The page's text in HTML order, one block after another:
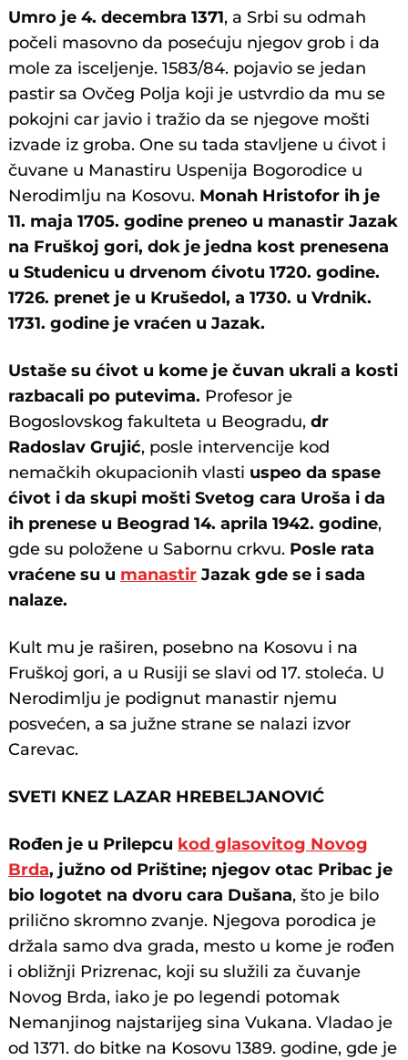
Umro je 4. decembra 1371, a Srbi su odmah
počeli masovno da posećuju njegov grob i da
mole za isceljenje. 1583/84. pojavio se jedan
pastir sa Ovčeg Polja koji je ustvrdio da mu se
pokojni car javio i tražio da se njegove mošti
izvade iz groba. One su tada stavljene u ćivot i
čuvane u Manastiru Uspenija Bogorodice u
Nerodimlju na Kosovu. Monah Hristofor ih je
11. maja 1705. godine preneo u manastir Jazak
na Fruškoj gori, dok je jedna kost prenesena
u Studenicu u drvenom ćivotu 1720. godine.
1726. prenet je u Krušedol, a 1730. u Vrdnik.
1731. godine je vraćen u Jazak.
Ustaše su ćivot u kome je čuvan ukrali a kosti
razbacali po putevima. Profesor je
Bogoslovskog fakulteta u Beogradu,dr
Radoslav Grujić, posle intervencije kod
nemačkih okupacionih vlasti uspeo da spase
ćivot i da skupi mošti Svetog cara Uroša i da
ih prenese u Beograd 14. aprila 1942. godine,
gde su položene u Sabornu crkvu. Posle rata
vraćene su u manastir Jazak gde se i sada
nalaze.
Kult mu je raširen, posebno na Kosovu i na
Fruškoj gori, a u Rusiji se slavi od 17. stoleća. U
Nerodimlju je podignut manastir njemu
posvećen, a sa južne strane se nalazi izvor
Carevac.
SVETI KNEZ LAZAR HREBELJANOVIĆ
Rođen je u Prilepcu kod glasovitog Novog
Brda, južno od Prištine; njegov otac Pribac je
bio logotet na dvoru cara Dušana, što je bilo
prilično skromno zvanje. Njegova porodica je
držala samo dva grada, mesto u kome je rođen
i obližnji Prizrenac, koji su služili za čuvanje
Novog Brda, iako je po legendi potomak
Nemanjinog najstarijeg sina Vukana. Vladao je
od 1371. do bitke na Kosovu 1389. godine, gde je